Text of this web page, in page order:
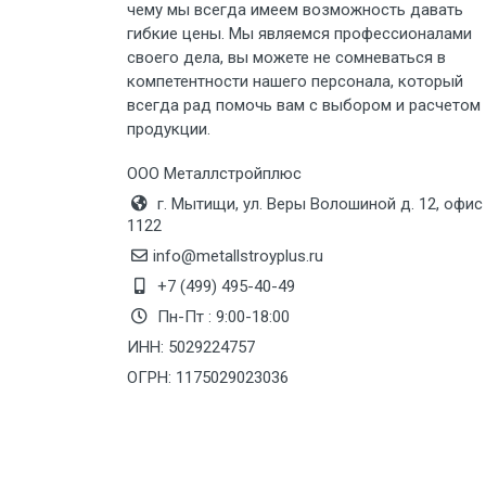
Груз до 6 м, вес до 5 тн
Груз до 6 м, вес до 8 тн
Груз до 6 м, вес до 10 тн
Груз до 12 м, вес до 20 тн
Манипулятор до 6 м, вес до 5 тн
чему мы всегда имеем возможность давать
гибкие цены. Мы являемся профессионалами
своего дела, вы можете не сомневаться в
компетентности нашего персонала, который
всегда рад помочь вам с выбором и расчетом
продукции.
ООО Металлстройплюс
г. Мытищи, ул. Веры Волошиной д. 12, офис
1122
info@metallstroyplus.ru
+7 (499) 495-40-49
Пн-Пт : 9:00-18:00
ИНН: 5029224757
ОГРН: 1175029023036